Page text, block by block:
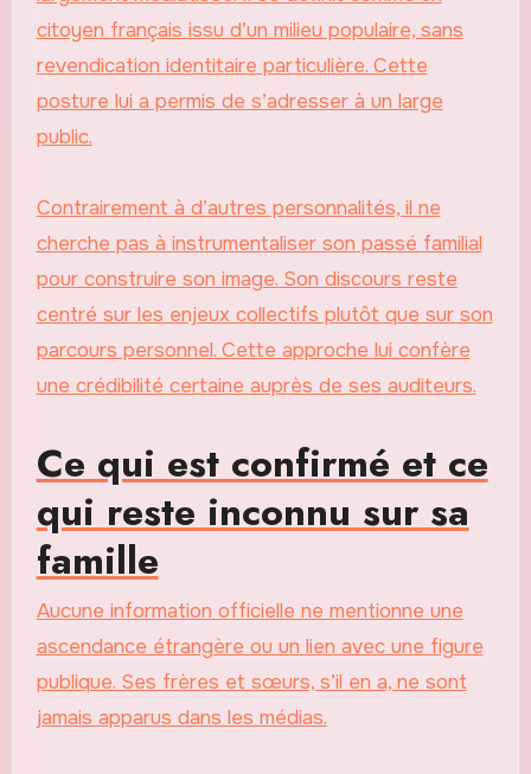
citoyen français issu d’un milieu populaire, sans
revendication identitaire particulière. Cette
posture lui a permis de s’adresser à un large
public.
Contrairement à d’autres personnalités, il ne
cherche pas à instrumentaliser son passé familial
pour construire son image. Son discours reste
centré sur les enjeux collectifs plutôt que sur son
parcours personnel. Cette approche lui confère
une crédibilité certaine auprès de ses auditeurs.
Ce qui est confirmé et ce
qui reste inconnu sur sa
famille
Aucune information officielle ne mentionne une
ascendance étrangère ou un lien avec une figure
publique. Ses frères et sœurs, s’il en a, ne sont
jamais apparus dans les médias.